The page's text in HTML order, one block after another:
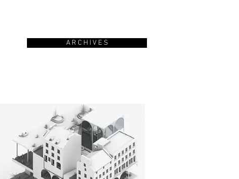
A R C H I V E S